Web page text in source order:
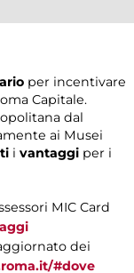
per incentivare
Capitale.
dal
ai Musei
i vantaggi per i
MIC Card
dei
#dove